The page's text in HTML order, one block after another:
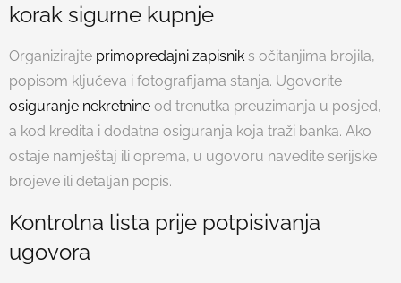
korak sigurne kupnje
Organizirajte primopredajni zapisnik s očitanjima brojila,
popisom ključeva i fotografijama stanja. Ugovorite
osiguranje nekretnine od trenutka preuzimanja u posjed,
a kod kredita i dodatna osiguranja koja traži banka. Ako
ostaje namještaj ili oprema, u ugovoru navedite serijske
brojeve ili detaljan popis.
Kontrolna lista prije potpisivanja
ugovora